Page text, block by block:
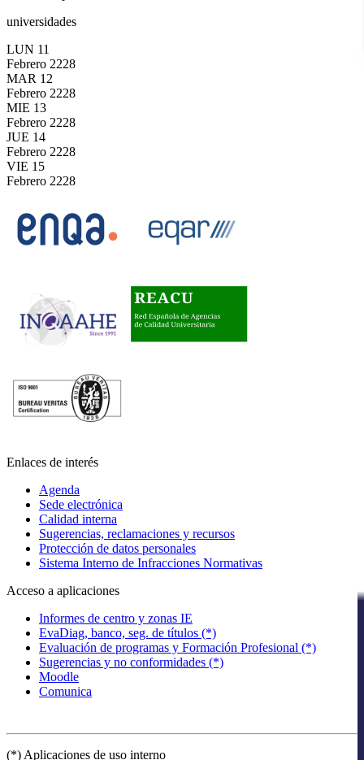
universidades
LUN 11
Febrero 2228
MAR 12
Febrero 2228
MIE 13
Febrero 2228
JUE 14
Febrero 2228
VIE 15
Febrero 2228
Enlaces de interés
Agenda
Sede electrónica
Calidad interna
Sugerencias, reclamaciones y recursos
Protección de datos personales
Sistema Interno de Infracciones Normativas
Acceso a aplicaciones
Informes de centro y zonas IE
EvaDiag, banco, seg. de títulos (*)
Evaluación de programas y Formación Profesional (*)
Sugerencias y no conformidades (*)
Moodle
Comunica
(*) Aplicaciones de uso interno